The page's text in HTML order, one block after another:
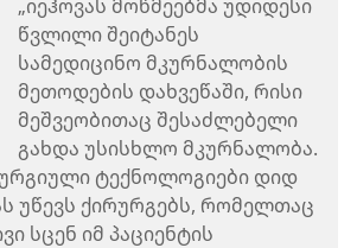
„იეჰოვას მოწმეებმა უდიდესი
წვლილი შეიტანეს
სამედიცინო მკურნალობის
მეთოდების დახვეწაში, რისი
მეშვეობითაც შესაძლებელი
გახდა უსისხლო მკურნალობა.
ტექნოლოგიები დიდ
უწევს ქირურგებს, რომელთაც
სცენ იმ პაციენტის